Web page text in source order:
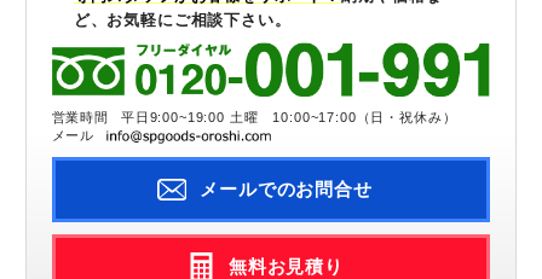
ど、お気軽にご相談下さい。
営業時間
平日9:00~19:00 土曜 10:00~17:00（日・祝休み）
メール
メールでのお問合せ
無料お見積り